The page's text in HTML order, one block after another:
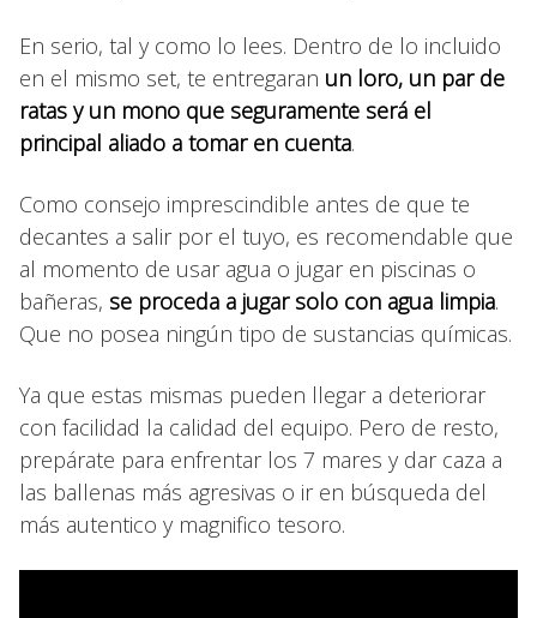
En serio, tal y como lo lees. Dentro de lo incluido
en el mismo set, te entregaran un loro, un par de
ratas y un mono que seguramente será el
principal aliado a tomar en cuenta.
Como consejo imprescindible antes de que te
decantes a salir por el tuyo, es recomendable que
al momento de usar agua o jugar en piscinas o
bañeras, se proceda a jugar solo con agua limpia.
Que no posea ningún tipo de sustancias químicas.
Ya que estas mismas pueden llegar a deteriorar
con facilidad la calidad del equipo. Pero de resto,
prepárate para enfrentar los 7 mares y dar caza a
las ballenas más agresivas o ir en búsqueda del
más autentico y magnifico tesoro.